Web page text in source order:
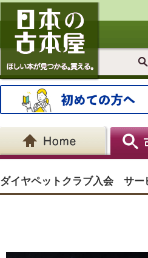
ダイヤペットクラブ入会 サー